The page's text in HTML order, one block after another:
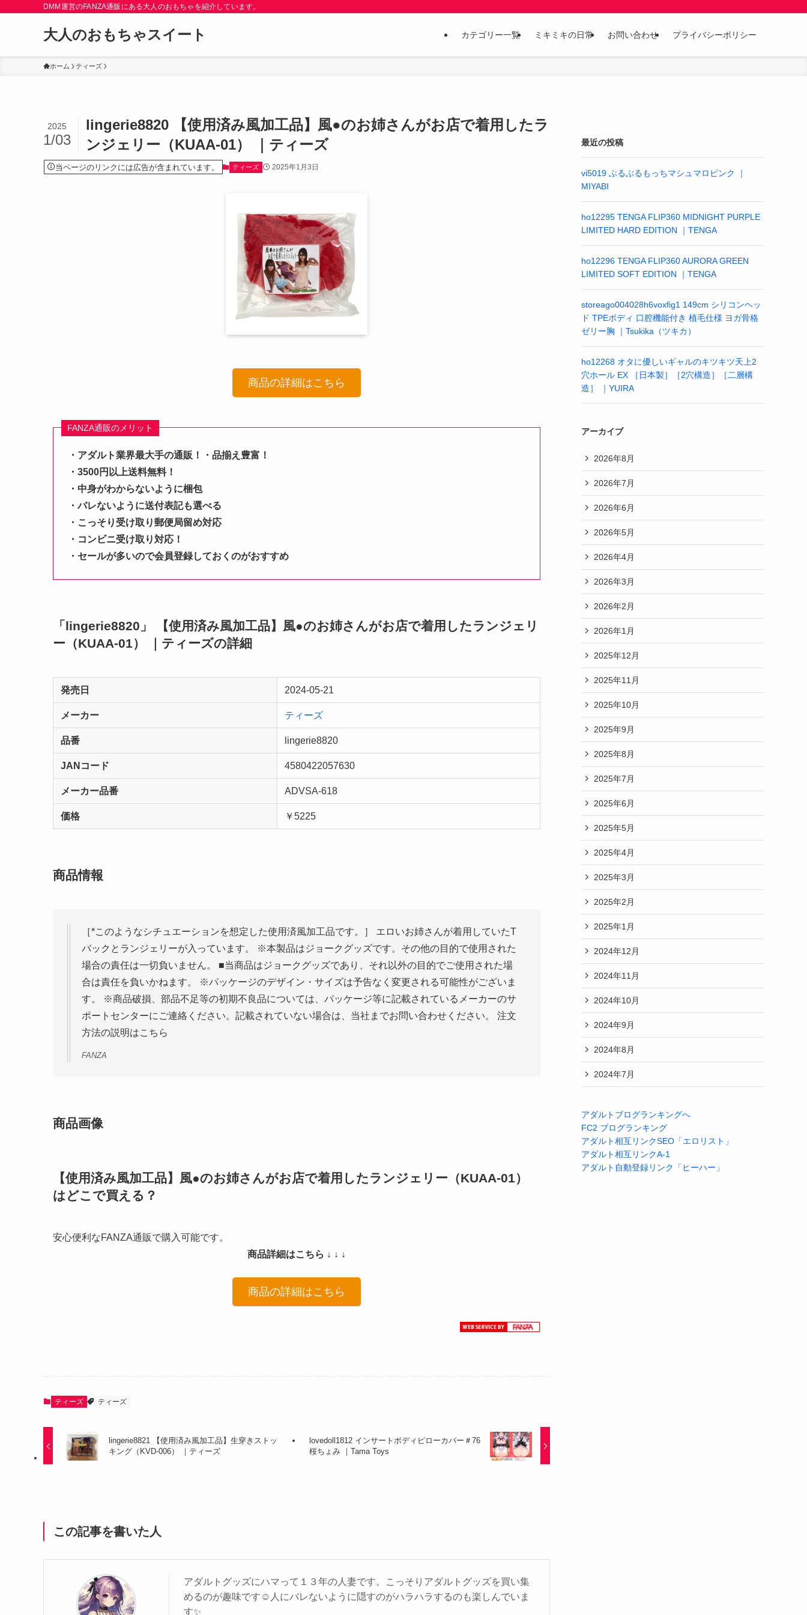
DMM運営のFANZA通販にある大人のおもちゃを紹介しています。
大人のおもちゃスイート カテゴリー一覧 ミキミキの日常 お問い合わせ プライバシーポリシー
ホーム ティーズ
lingerie8820 【使用済み風加工品】風●のお姉さんがお店で着用したラ
ンジェリー（KUAA-01） ｜ティーズ
2025
1/03
当ページのリンクには広告が含まれています。 ティーズ 2025年1月3日
商品の詳細はこちら
FANZA通販のメリット
・アダルト業界最大手の通販！・品揃え豊富！
・3500円以上送料無料！
・中身がわからないように梱包
・バレないように送付表記も選べる
・こっそり受け取り郵便局留め対応
・コンビニ受け取り対応！
・セールが多いので会員登録しておくのがおすすめ
「lingerie8820」 【使用済み風加工品】風●のお姉さんがお店で着用したランジェリ
ー（KUAA-01） ｜ティーズの詳細
発売日 2024-05-21
メーカー ティーズ
品番 lingerie8820
JANコード 4580422057630
メーカー品番 ADVSA-618
価格 ￥5225
商品情報
［*このようなシチュエーションを想定した使用済風加工品です。］ エロいお姉さんが着用していたT
バックとランジェリーが入っています。 ※本製品はジョークグッズです。その他の目的で使用された
場合の責任は一切負いません。 ■当商品はジョークグッズであり、それ以外の目的でご使用された場
合は責任を負いかねます。 ※パッケージのデザイン・サイズは予告なく変更される可能性がございま
す。 ※商品破損、部品不足等の初期不良品については、パッケージ等に記載されているメーカーのサ
ポートセンターにご連絡ください。記載されていない場合は、当社までお問い合わせください。 注文
方法の説明はこちら
FANZA
商品画像
【使用済み風加工品】風●のお姉さんがお店で着用したランジェリー（KUAA-01）
はどこで買える？
安心便利なFANZA通販で購入可能です。
商品詳細はこちら ↓ ↓ ↓
商品の詳細はこちら
ティーズ ティーズ
lingerie8821 【使用済み風加工品】生穿きストッ
キング（KVD-006） ｜ティーズ
lovedoll1812 インサートボディピローカバー＃76
桜ちょみ ｜Tama Toys
この記事を書いた人
アダルトグッズにハマって１３年の人妻です。こっそりアダルトグッズを買い集
めるのが趣味です☺️人にバレないように隠すのがハラハラするのも楽しんでいま
す✨️
最近の投稿
vi5019 ぶるぶるもっちマシュマロピンク ｜
MIYABI
ho12295 TENGA FLIP360 MIDNIGHT PURPLE
LIMITED HARD EDITION ｜TENGA
ho12296 TENGA FLIP360 AURORA GREEN
LIMITED SOFT EDITION ｜TENGA
storeago004028h6voxfig1 149cm シリコンヘッ
ド TPEボディ 口腔機能付き 植毛仕様 ヨガ骨格
ゼリー胸 ｜Tsukika（ツキカ）
ho12268 オタに優しいギャルのキツキツ天上2
穴ホール EX ［日本製］［2穴構造］［二層構
造］ ｜YUIRA
アーカイブ
2026年8月
2026年7月
2026年6月
2026年5月
2026年4月
2026年3月
2026年2月
2026年1月
2025年12月
2025年11月
2025年10月
2025年9月
2025年8月
2025年7月
2025年6月
2025年5月
2025年4月
2025年3月
2025年2月
2025年1月
2024年12月
2024年11月
2024年10月
2024年9月
2024年8月
2024年7月
アダルトブログランキングへ
FC2 ブログランキング
アダルト相互リンクSEO「エロリスト」
アダルト相互リンクA-1
アダルト自動登録リンク「ヒーハー」